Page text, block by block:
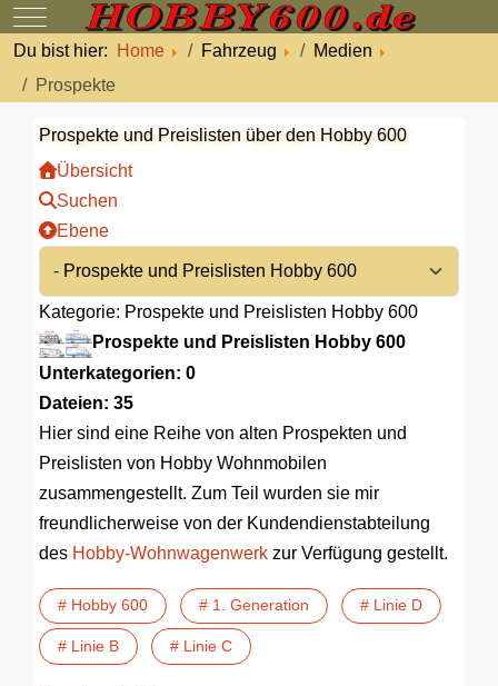
Mobile Menu Toggle
Du bist hier:
Home Fahrzeug
Medien
Prospekte
Prospekte und Preislisten über den Hobby 600
Übersicht
Suchen
Ebene
Kategorie: Prospekte und Preislisten Hobby 600
Prospekte und Preislisten Hobby 600
Unterkategorien: 0
Dateien: 35
Hier sind eine Reihe von alten Prospekten und
Preislisten von Hobby Wohnmobilen
zusammengestellt. Zum Teil wurden sie mir
freundlicherweise von der Kundendienstabteilung
des Hobby-Wohnwagenwerk zur Verfügung gestellt.
# Hobby 600 # 1. Generation # Linie D
# Linie B # Linie C